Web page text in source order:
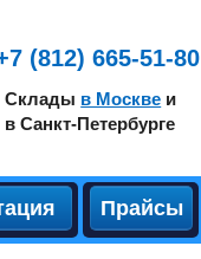
(812) 665-51-80
Склады в Москве и
в Санкт-Петербурге
Прайсы